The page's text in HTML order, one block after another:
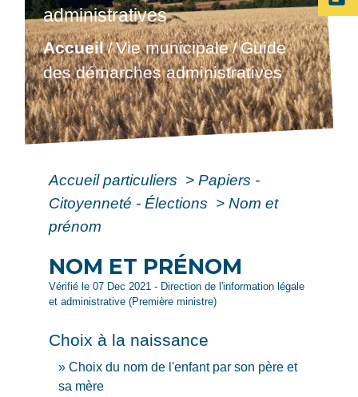
administratives
Accueil/Vie municipale/Guide
des démarches administratives
Accueil particuliers > Papiers -
Citoyenneté - Élections > Nom et
prénom
NOM ET PRÉNOM
Vérifié le 07 Dec 2021 - Direction de l'information légale
et administrative (Première ministre)
Choix à la naissance
Choix du nom de l'enfant par son père et
sa mère